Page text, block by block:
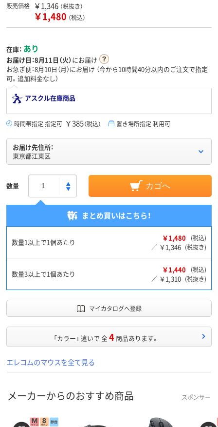
販売価格 ￥1,346 （税抜き）
￥1,480 （税込）
在庫： あり
お届け日：8月11日（火）にお届け
お急ぎ便：8月10日（月）にお届け （今から10時間40分以内のご注文で指定
可。追加料金なし）
アスクル在庫商品
時間帯指定 指定可 ￥385（税込） 置き場所指定 利用可
お届け先住所：
東京都江東区
数量 カゴへ
まとめ買いはこちら！
数量1以上で1個あたり ￥1,480
(税込)
／ ￥1,346 (税抜き)
数量3以上で1個あたり ￥1,440
(税込)
／ ￥1,310 (税抜き)
マイカタログへ登録
「カラー」 違いで 全4 商品あります。
エレコムのマウスを全て見る
メーカーからのおすすめ商品 スポンサー